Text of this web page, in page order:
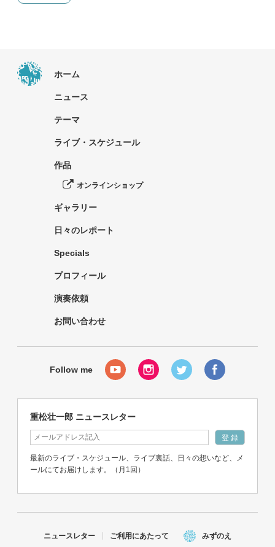
ホーム
ニュース
テーマ
ライブ・スケジュール
作品
オンラインショップ
ギャラリー
日々のレポート
Specials
プロフィール
演奏依頼
お問い合わせ
重松壮一郎 ニュースレター
最新のライブ・スケジュール、ライブ裏話、日々の想いなど、メ
ールにてお届けします。（月1回）
ニュースレター ご利用にあたって みずのえ